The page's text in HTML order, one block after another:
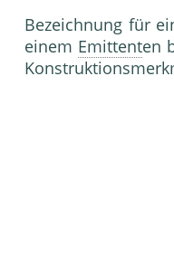
Bezeichnung für
einem Emittenten